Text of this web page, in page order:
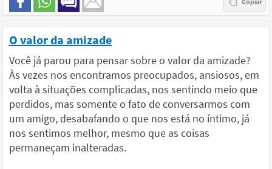
O valor da amizade
Você já parou para pensar sobre o valor da amizade?
Às vezes nos encontramos preocupados, ansiosos, em
volta à situações complicadas, nos sentindo meio que
perdidos, mas somente o fato de conversarmos com
um amigo, desabafando o que nos está no íntimo, já
nos sentimos melhor, mesmo que as coisas
permaneçam inalteradas.